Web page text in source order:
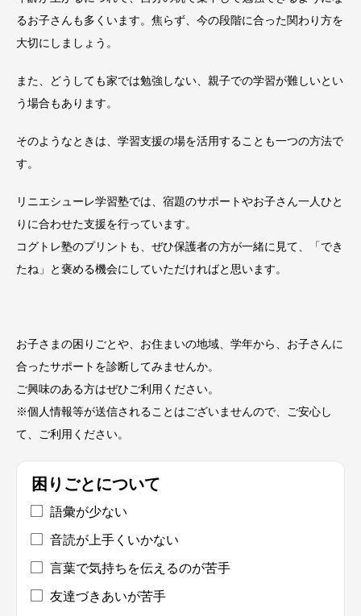
るお子さんも多くいます。焦らず、今の段階に合った関わり方を
大切にしましょう。
また、どうしても家では勉強しない、親子での学習が難しいとい
う場合もあります。
そのようなときは、学習支援の場を活用することも一つの方法で
す。
リニエシューレ学習塾では、宿題のサポートやお子さん一人ひと
りに合わせた支援を行っています。
コグトレ塾のプリントも、ぜひ保護者の方が一緒に見て、「でき
たね」と褒める機会にしていただければと思います。
お子さまの困りごとや、お住まいの地域、学年から、お子さんに
合ったサポートを診断してみませんか。
ご興味のある方はぜひご利用ください。
※個人情報等が送信されることはございませんので、ご安心し
て、ご利用ください。
困りごとについて
語彙が少ない
音読が上手くいかない
言葉で気持ちを伝えるのが苦手
友達づきあいが苦手